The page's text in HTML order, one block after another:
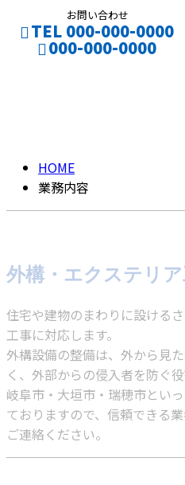
お問い合わせ
TEL 000-000-0000
000-000-0000
HOME
業務内容
外構・エクステリ
住宅や建物のまわりに設ける
工事に対応します。
外構設備の整備は、外から見
く、外部からの侵入者を防ぐ役
岐阜市・大垣市・瑞穂市とい
ておりますので、信頼できる
ご連絡ください。